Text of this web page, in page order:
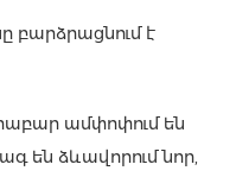
բարձրացնում է
ամփոփում են
են ձևավորում նոր,